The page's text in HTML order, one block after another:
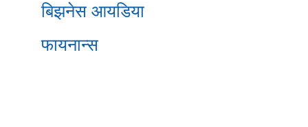
बिझनेस आयडिया
फायनान्स